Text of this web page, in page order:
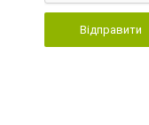
Відправити